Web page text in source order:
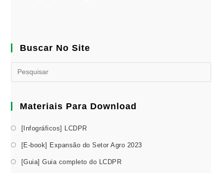
Buscar No Site
Materiais Para Download
[Infográficos] LCDPR
[E-book] Expansão do Setor Agro 2023
[Guia] Guia completo do LCDPR